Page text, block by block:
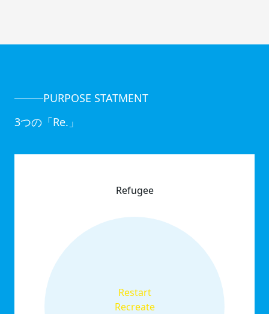
PURPOSE STATMENT
3つの「Re.」
Refugee
Restart
Recreate